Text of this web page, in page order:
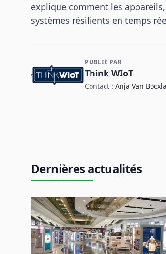
explique comment les
systèmes résilients en temps
Contact et informations sur
PUBLIÉ PAR
Think WIoT
Contact :Anja Van
Dernières actualités